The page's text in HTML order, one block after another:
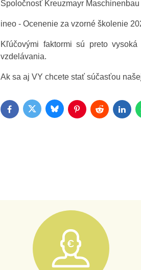
Spoločnosť Kreuzmayr
ineo - Ocenenie za vzorné školenie
Kľúčovými faktormi sú preto
vzdelávania.
Ak sa aj VY chcete stať súčasťou
FacebookTwitterBlueskyPinterestReddit